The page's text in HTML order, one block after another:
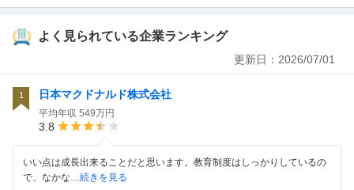
よく見られている企業ランキング
更新日： 2026/07/01
1 日本マクドナルド株式会社
平均年収 549万円
3.8
いい点は成長出来ることだと思います。教育制度はしっかりしているの
で、なかな…続きを見る